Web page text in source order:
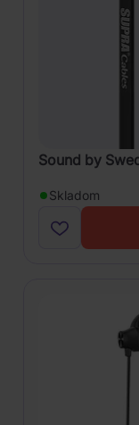
Sound by
Skladom